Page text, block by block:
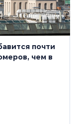
почти
чем в